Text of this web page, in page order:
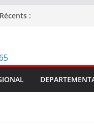
Récents :